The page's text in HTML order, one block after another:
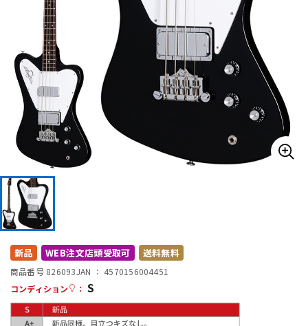
電子ピアノ
管楽器 その他楽器
アンプ エフェクター
DJ機器
配信/ライブ機器
中古 ヴィンテージ
新品 WEB注文店頭受取可 送料無料
商品番号 826093JAN ： 4570156004451
コンディション
： S